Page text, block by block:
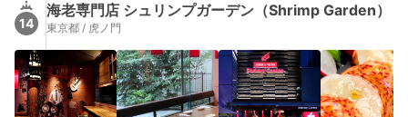
14
海老専門店 シュリンプガーデン（Shrimp Garden）
東京都 / 虎ノ門